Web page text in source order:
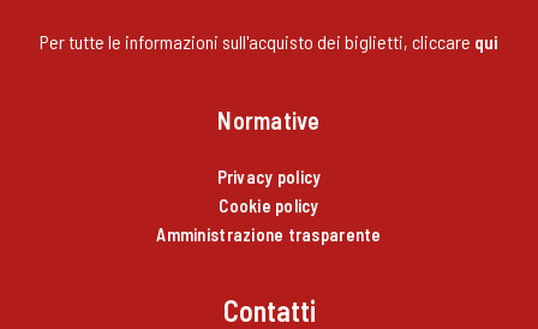
Per tutte le informazioni sull'acquisto dei biglietti, cliccare qui
Normative
Privacy policy
Cookie policy
Amministrazione trasparente
Contatti